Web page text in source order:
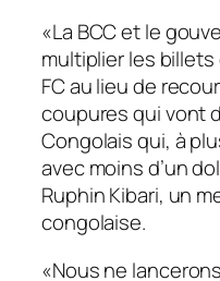
«La BCC et le
multiplier les
FC au lieu de
coupures qui vont
Congolais qui, à
avec moins d’un
Ruphin Kibari, un
congolaise.
«Nous ne